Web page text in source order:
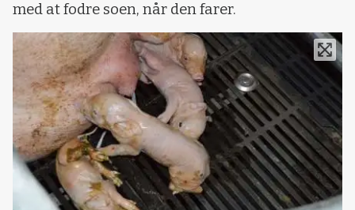
med at fodre soen, når den farer.